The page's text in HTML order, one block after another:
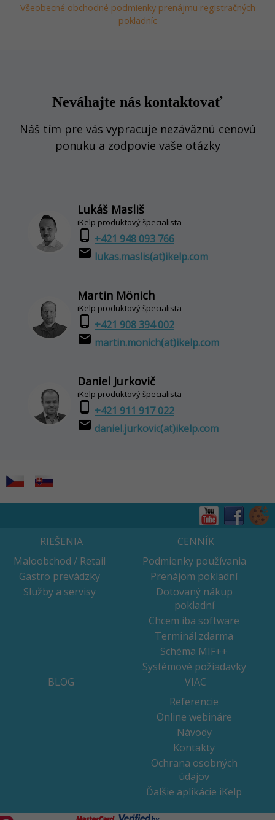
Všeobecné obchodné podmienky prenájmu registračných
pokladníc
Neváhajte nás kontaktovať
Náš tím pre vás vypracuje nezáväznú cenovú
ponuku a zodpovie vaše otázky
Lukáš Masliš
iKelp produktový špecialista
phone_android +421 948 093 766
email lukas.maslis(at)ikelp.com
Martin Mönich
iKelp produktový špecialista
phone_android +421 908 394 002
email martin.monich(at)ikelp.com
Daniel Jurkovič
iKelp produktový špecialista
phone_android +421 911 917 022
email daniel.jurkovic(at)ikelp.com
RIEŠENIA
Maloobchod / Retail
Gastro prevádzky
Služby a servisy
CENNÍK
Podmienky používania
Prenájom pokladní
Dotovaný nákup
pokladní
Chcem iba software
Terminál zdarma
Schéma MIF++
Systémové požiadavky
BLOG
VIAC
Referencie
Online webináre
Návody
Kontakty
Ochrana osobných
údajov
Ďalšie aplikácie iKelp